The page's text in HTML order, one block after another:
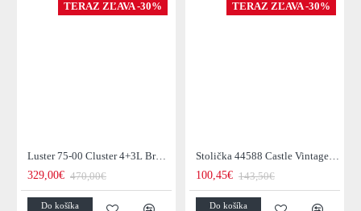
TERAZ ZĽAVA -30%
Luster 75-00 Cluster 4+3L Brown + Jantar Glass
329,00€ 470,00€
Do košíka
TERAZ ZĽAVA -30%
Stolička 44588 Castle Vintage Black
100,45€ 143,50€
Do košíka